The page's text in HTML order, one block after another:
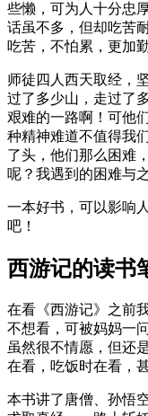
些懒，可为人十分忠
话虽不多，但却吃苦
吃苦，不怕累，更加勤
师徒四人西天取经，
过了多少山，走过了
艰难的一路啊！可他
种精神难道不值得我
了头，他们那么困难
呢？我遇到的困难与
一本好书，可以影响
吧！
西游记的读书
在看《西游记》之前
不想看，可被妈妈一
虽然很不情愿，但还
在看，吃饭时在看，
本书讲了唐僧、孙悟